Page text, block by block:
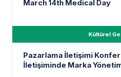
March 14th Medical Day
Kültürel
Pazarlama İletişimi
İletişiminde Marka